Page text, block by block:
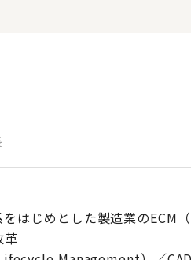
はじめとした製造業のECM（
革